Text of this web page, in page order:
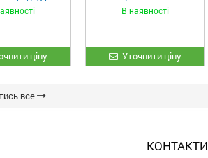
870
ціну
гороху «ETTARO»
В наявності
Уточнити ціну
все
КОНТАКТИ